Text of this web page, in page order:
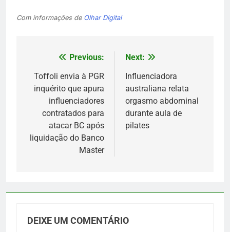
Com informações de Olhar Digital
Navegação
de
Post
Previous:
Toffoli envia à PGR
inquérito que apura
influenciadores
contratados para
atacar BC após
liquidação do Banco
Master
Next:
Influenciadora
australiana relata
orgasmo abdominal
durante aula de
pilates
DEIXE UM COMENTÁRIO